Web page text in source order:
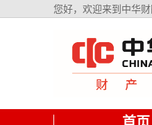
您好，欢迎来到中华财